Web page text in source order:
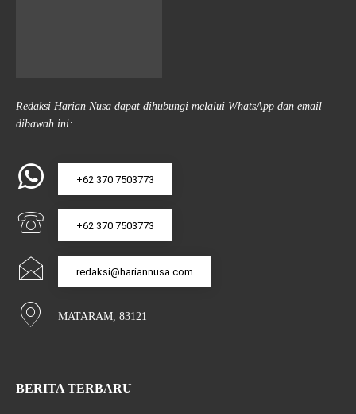
Redaksi Harian Nusa dapat dihubungi melalui WhatsApp dan email
dibawah ini:
+62 370 7503773
+62 370 7503773
redaksi@hariannusa.com
MATARAM, 83121
BERITA TERBARU